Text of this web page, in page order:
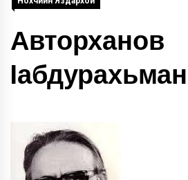
Авторханов
Iабдурахьман